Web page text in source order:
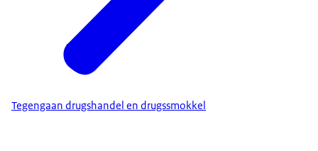
Tegengaan drugshandel en drugssmokkel